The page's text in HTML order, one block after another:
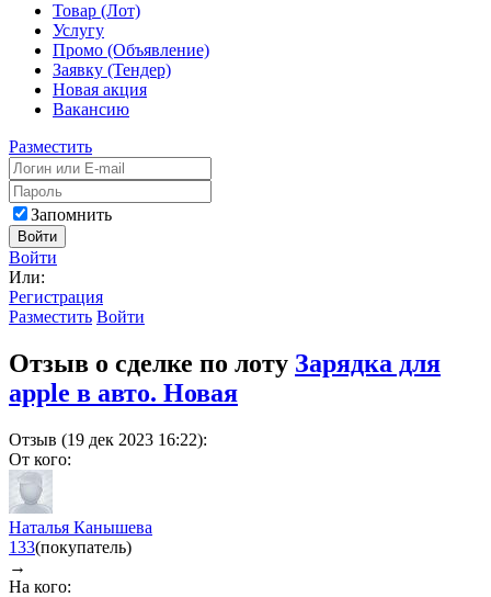
Товар (Лот)
Услугу
Промо (Объявление)
Заявку (Тендер)
Новая акция
Вакансию
Разместить
Запомнить
Войти
Войти
Или:
Регистрация
Разместить Войти
Отзыв о сделке по лоту Зарядка для
apple в авто. Новая
Отзыв (19 дек 2023 16:22):
От кого:
Наталья Канышева
133(покупатель)
→
На кого: